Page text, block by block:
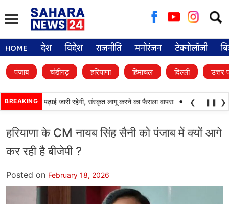
for:
HOME देश विदेश राजनीति मनोरंजन टेक्नोलॉजी
पंजाब चंडीगढ़ हरियाणा हिमाचल दिल्ली उत्तर
BREAKING
में पंजाबी की पढ़ाई जारी रहेगी, संस्कृत लागू करने का फैसला वापस • श्री गुरु हरिकृष्ण
❮ ❚❚ ❯
हरियाणा के CM नायब सिंह सैनी को पंजाब में क्यों आगे
कर रही है बीजेपी ?
Posted on February 18, 2026